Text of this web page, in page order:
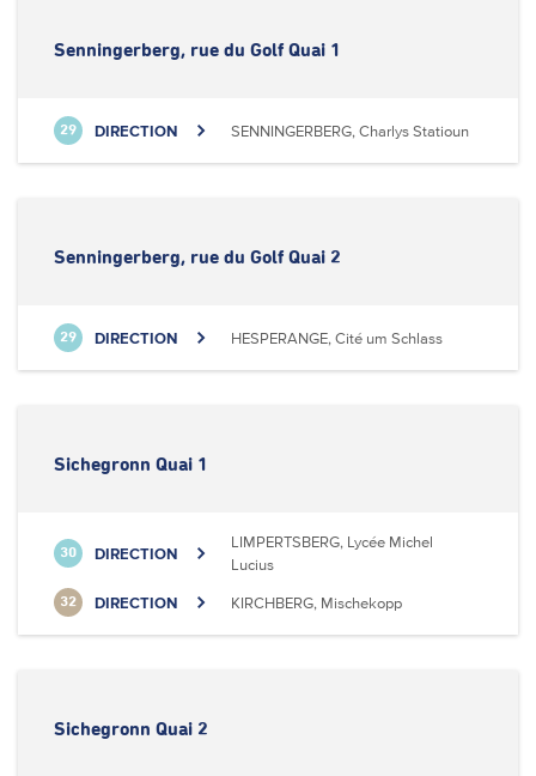
Senningerberg, rue du Golf Quai 1
29 DIRECTION SENNINGERBERG, Charlys Statioun
Senningerberg, rue du Golf Quai 2
29 DIRECTION HESPERANGE, Cité um Schlass
Sichegronn Quai 1
30 DIRECTION
LIMPERTSBERG, Lycée Michel
Lucius
32 DIRECTION KIRCHBERG, Mischekopp
Sichegronn Quai 2